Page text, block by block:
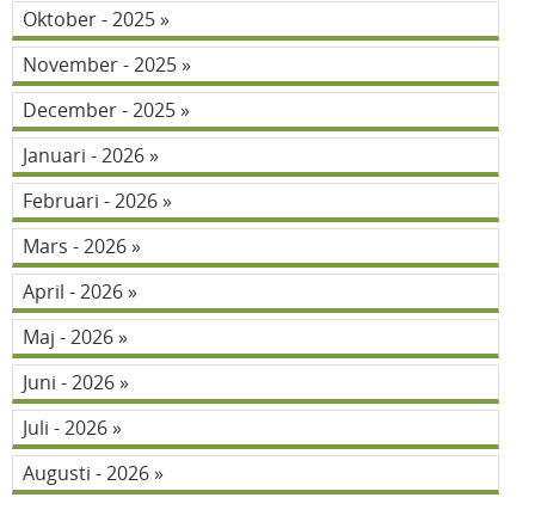
Oktober - 2025
November - 2025
December - 2025
Januari - 2026
Februari - 2026
Mars - 2026
April - 2026
Maj - 2026
Juni - 2026
Juli - 2026
Augusti - 2026